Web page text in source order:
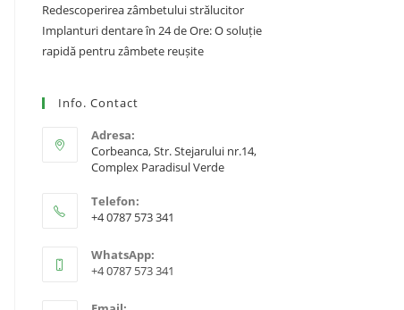
Redescoperirea zâmbetului strălucitor
Implanturi dentare în 24 de Ore: O soluție
rapidă pentru zâmbete reușite
Info. Contact
Adresa:
Corbeanca, Str. Stejarului nr.14,
Complex Paradisul Verde
Telefon:
+4 0787 573 341
WhatsApp:
+4 0787 573 341